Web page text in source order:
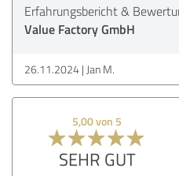
Erfahrungsbericht &
Value Factory GmbH
26.11.2024 Jan M.
5,00 von 5
SEHR GUT